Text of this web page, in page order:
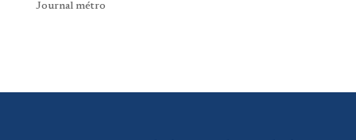
Journal métro